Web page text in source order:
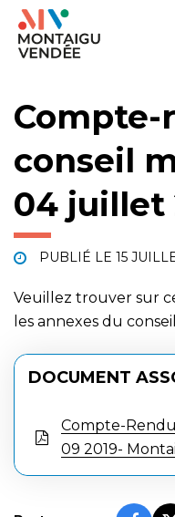
Gestion des traceurs
Aller
Aller
contenu
Aller
pied
Compte-
conseil
04 juillet
PUBLIÉ LE 15
Veuillez trouver sur
les annexes du
DOCUMENT
Compte-
09 2019-